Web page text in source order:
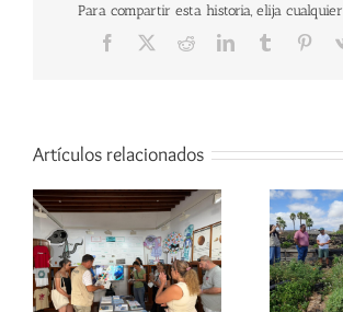
Para compartir esta historia, elija
Facebook RedditLinkedInTumblr
Artículos relacionados